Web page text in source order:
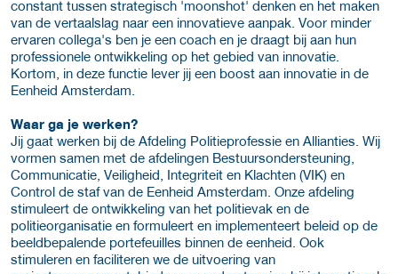
constant tussen strategisch 'moonshot' denken en het maken
van de vertaalslag naar een innovatieve aanpak. Voor minder
ervaren collega's ben je een coach en je draagt bij aan hun
professionele ontwikkeling op het gebied van innovatie.
Kortom, in deze functie lever jij een boost aan innovatie in de
Eenheid Amsterdam.
Waar ga je werken?
Jij gaat werken bij de Afdeling Politieprofessie en Allianties. Wij
vormen samen met de afdelingen Bestuursondersteuning,
Communicatie, Veiligheid, Integriteit en Klachten (VIK) en
Control de staf van de Eenheid Amsterdam. Onze afdeling
stimuleert de ontwikkeling van het politievak en de
politieorganisatie en formuleert en implementeert beleid op de
beeldbepalende portefeuilles binnen de eenheid. Ook
stimuleren en faciliteren we de uitvoering van